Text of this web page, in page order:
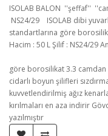
ISOLAB BALON ''şeffaf''
NS24/29 ISOLAB dibi
standartlarına göre
Hacim : 50 L Şilif
ISO
göre borosilikat 3.3
cidarlı boyun şilifleri
kuvvetlendirilmiş ağız
kırılmaları en aza indirir
yazılmıştır